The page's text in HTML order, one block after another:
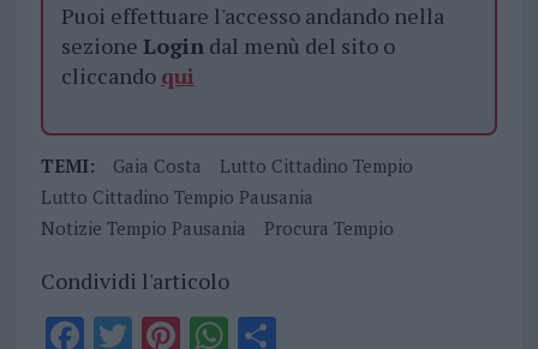
Puoi effettuare l'accesso andando nella
sezione Logindal menù del sito o
cliccando qui
TEMI: Gaia Costa
Lutto Cittadino Tempio
Lutto Cittadino Tempio Pausania
Notizie Tempio Pausania
Procura Tempio
Condividi l'articolo
F T PiWS